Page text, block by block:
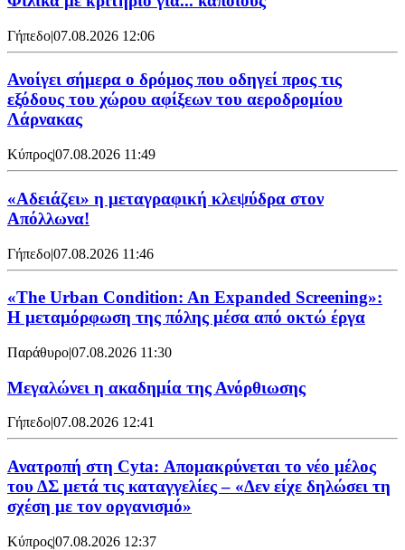
Γήπεδο|07.08.2026 12:06
Ανοίγει σήμερα ο δρόμος που οδηγεί προς τις
εξόδους του χώρου αφίξεων του αεροδρομίου
Λάρνακας
Κύπρος|07.08.2026 11:49
«Αδειάζει» η μεταγραφική κλεψύδρα στον
Απόλλωνα!
Γήπεδο|07.08.2026 11:46
«The Urban Condition: An Expanded Screening»:
Η μεταμόρφωση της πόλης μέσα από οκτώ έργα
Παράθυρο|07.08.2026 11:30
Μεγαλώνει η ακαδημία της Ανόρθιωσης
Γήπεδο|07.08.2026 12:41
Ανατροπή στη Cyta: Απομακρύνεται το νέο μέλος
του ΔΣ μετά τις καταγγελίες – «Δεν είχε δηλώσει τη
σχέση με τον οργανισμό»
Κύπρος|07.08.2026 12:37